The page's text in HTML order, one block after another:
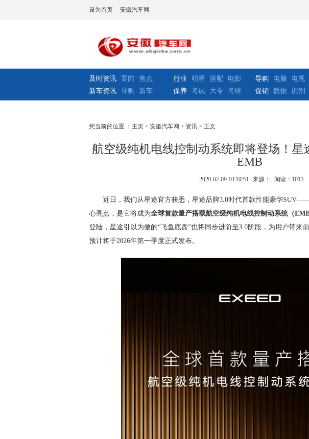
设为首页 安徽汽车网
及时资讯 要闻
焦点
新车资讯 导购 新车
行业 明星 搭配
电影
保养 考试 大专 考研
导购 电脑 电视
促销
数据 识别
您当前的位置 ： 主页 > 安徽汽车网 > 资讯 > 正文
航空级纯机电线控制动系统即将登场！星
EMB
2026-02-09 10:10:51 来源： 阅读：1013
近日，我们从星途官方获悉，星途品牌3.0时代首款性能豪华
心亮点，是它将成为全球首款量产搭载航空级纯机电线控制动系统（
登陆，星途引以为傲的“飞鱼底盘”也将同步进阶至3.0阶段，为用户带来
预计将于2026年第一季度正式发布。